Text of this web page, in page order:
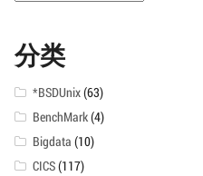
分类
*BSDUnix(63)
BenchMark(4)
Bigdata (10)
CICS(117)